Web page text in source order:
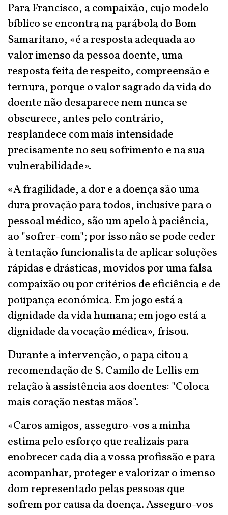
Para Francisco, a compaixão, cujo modelo
bíblico se encontra na parábola do Bom
Samaritano, «é a resposta adequada ao
valor imenso da pessoa doente, uma
resposta feita de respeito, compreensão e
ternura, porque o valor sagrado da vida do
doente não desaparece nem nunca se
obscurece, antes pelo contrário,
resplandece com mais intensidade
precisamente no seu sofrimento e na sua
vulnerabilidade».
«A fragilidade, a dor e a doença são uma
dura provação para todos, inclusive para o
pessoal médico, são um apelo à paciência,
ao "sofrer-com"; por isso não se pode ceder
à tentação funcionalista de aplicar soluções
rápidas e drásticas, movidos por uma falsa
compaixão ou por critérios de eficiência e de
poupança económica. Em jogo está a
dignidade da vida humana; em jogo está a
dignidade da vocação médica», frisou.
Durante a intervenção, o papa citou a
recomendação de S. Camilo de Lellis em
relação à assistência aos doentes: "Coloca
mais coração nestas mãos".
«Caros amigos, asseguro-vos a minha
estima pelo esforço que realizais para
enobrecer cada dia a vossa profissão e para
acompanhar, proteger e valorizar o imenso
dom representado pelas pessoas que
sofrem por causa da doença. Asseguro-vos